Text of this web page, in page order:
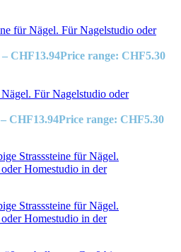
– CHF13.94Price range: CHF5.30
– CHF13.94Price range: CHF5.30